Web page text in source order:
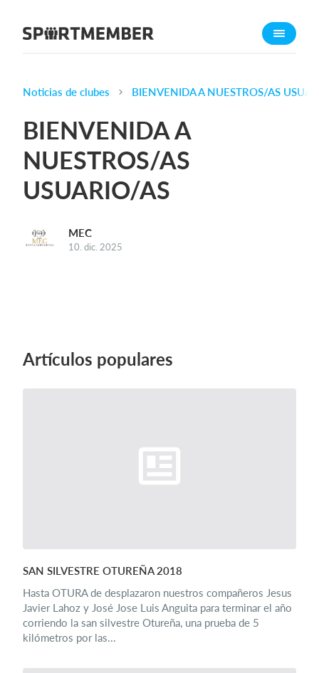
Acerca de SportMember
Funciones
Calendario
Gestión de pagos
App móvil
Tienda Online
Iniciar sesión
Noticias de clubes BIENVENIDA A NUESTROS/AS
BIENVENIDA A
NUESTROS/AS
USUARIO/AS
MEC
10. dic. 2025
Artículos populares
SAN SILVESTRE OTUREÑA 2018
Hasta OTURA de desplazaron nuestros compañeros Jesus
Javier Lahoz y José Jose Luis Anguita para terminar el año
corriendo la san silvestre Otureña, una prueba de 5
kilómetros por las...